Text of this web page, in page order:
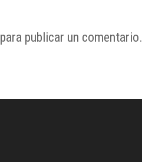
para publicar un comentario.